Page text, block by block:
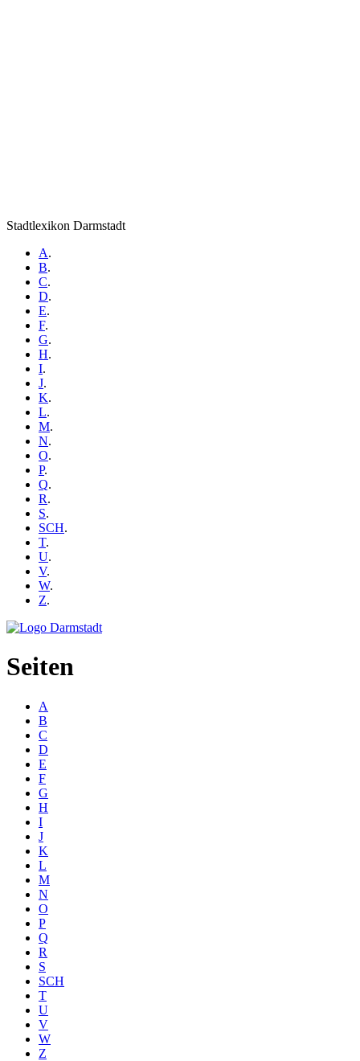
Stadtlexikon Darmstadt
A.
B.
C.
D.
E.
F.
G.
H.
I.
J.
K.
L.
M.
N.
O.
P.
Q.
R.
S.
SCH.
T.
U.
V.
W.
Z.
Seiten
A
B
C
D
E
F
G
H
I
J
K
L
M
N
O
P
Q
R
S
SCH
T
U
V
W
Z